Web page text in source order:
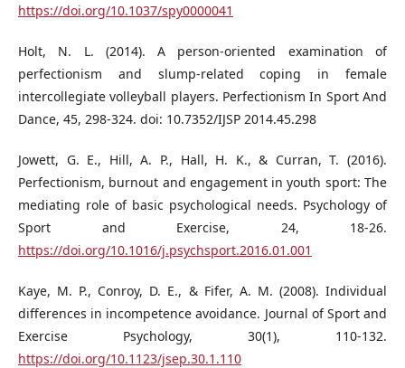
https://doi.org/10.1037/spy0000041
Holt, N. L. (2014). A person-oriented examination of
perfectionism and slump-related coping in female
intercollegiate volleyball players. Perfectionism In Sport And
Dance, 45, 298-324. doi: 10.7352/IJSP 2014.45.298
Jowett, G. E., Hill, A. P., Hall, H. K., & Curran, T. (2016).
Perfectionism, burnout and engagement in youth sport: The
mediating role of basic psychological needs. Psychology of
Sport and Exercise, 24, 18-26.
https://doi.org/10.1016/j.psychsport.2016.01.001
Kaye, M. P., Conroy, D. E., & Fifer, A. M. (2008). Individual
differences in incompetence avoidance. Journal of Sport and
Exercise Psychology, 30(1), 110-132.
https://doi.org/10.1123/jsep.30.1.110